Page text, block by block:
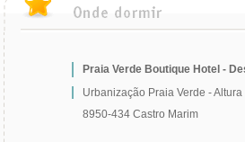
Praia Verde Boutique Hotel -
Urbanização Praia Verde - Altura
8950-434 Castro Marim